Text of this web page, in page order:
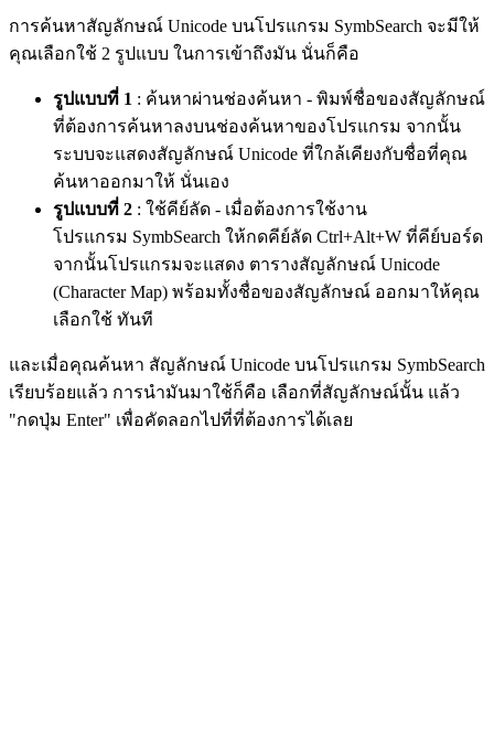
การค้นหาสัญลักษณ์ Unicode บนโปรแกรม SymbSearch จะมีให้
คุณเลือกใช้ 2 รูปแบบ ในการเข้าถึงมัน นั่นก็คือ
รูปแบบที่ 1 : ค้นหาผ่านช่องค้นหา - พิมพ์ชื่อของสัญลักษณ์
ที่ต้องการค้นหาลงบนช่องค้นหาของโปรแกรม จากนั้น
ระบบจะแสดงสัญลักษณ์ Unicode ที่ใกล้เคียงกับชื่อที่คุณ
ค้นหาออกมาให้ นั่นเอง
รูปแบบที่ 2 : ใช้คีย์ลัด - เมื่อต้องการใช้งาน
โปรแกรม SymbSearch ให้กดคีย์ลัด Ctrl+Alt+W ที่คีย์บอร์ด
จากนั้นโปรแกรมจะแสดง ตารางสัญลักษณ์ Unicode
(Character Map) พร้อมทั้งชื่อของสัญลักษณ์ ออกมาให้คุณ
เลือกใช้ ทันที
และเมื่อคุณค้นหา สัญลักษณ์ Unicode บนโปรแกรม SymbSearch
เรียบร้อยแล้ว การนำมันมาใช้ก็คือ เลือกที่สัญลักษณ์นั้น แล้ว
"กดปุ่ม Enter" เพื่อคัดลอกไปที่ที่ต้องการได้เลย